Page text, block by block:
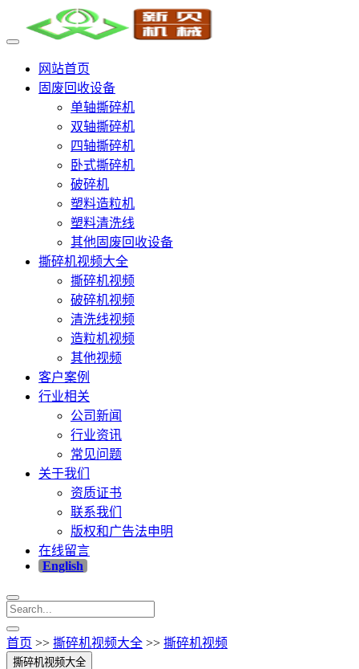
网站首页
固废回收设备
单轴撕碎机
双轴撕碎机
四轴撕碎机
卧式撕碎机
破碎机
塑料造粒机
塑料清洗线
其他固废回收设备
撕碎机视频大全
撕碎机视频
破碎机视频
清洗线视频
造粒机视频
其他视频
客户案例
行业相关
公司新闻
行业资讯
常见问题
关于我们
资质证书
联系我们
版权和广告法申明
在线留言
English
首页 >> 撕碎机视频大全 >> 撕碎机视频
撕碎机视频大全